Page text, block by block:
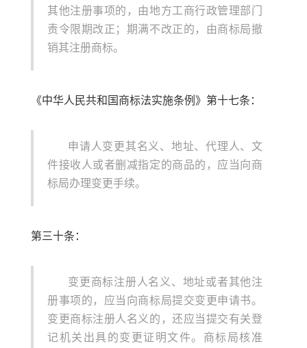
其他注册事项的，由地方工商行政管理部门
责令限期改正；期满不改正的，由商标局撤
销其注册商标。
《中华人民共和国商标法实施条例》第十七条：
申请人变更其名义、地址、代理人、文
件接收人或者删减指定的商品的，应当向商
标局办理变更手续。
第三十条：
变更商标注册人名义、地址或者其他注
册事项的，应当向商标局提交变更申请书。
变更商标注册人名义的，还应当提交有关登
记机关出具的变更证明文件。商标局核准